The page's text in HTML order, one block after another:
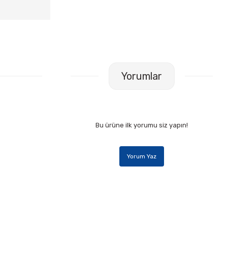
Yorumlar
Bu ürüne ilk yorumu siz yapın!
Yorum Yaz